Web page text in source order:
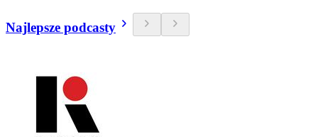
Najlepsze podcasty